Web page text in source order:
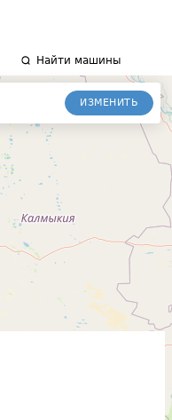
Найти машины
ИЗМЕНИТЬ